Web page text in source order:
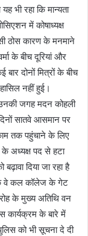
भी रहा कि मान्यता
में कोषाध्यक्ष
ठोस कारण के मनमाने
के बीच दूरियां और
दोनों मित्रों के बीच
नहीं हुई।
जगह मदन कोहली
सातवे आसमान पर
तक पहुंचाने के लिए
के अध्यक्ष पद से हटा
दिया जा रहा है
कि वे कल कॉलेज के गेट
के मुख्य अतिथि वन
कार्यक्रम के बारे में
को भी सूचना दे दी